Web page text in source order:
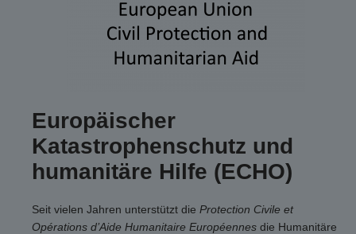
Europäischer
Katastrophenschutz und
humanitäre Hilfe (ECHO)
Seit vielen Jahren unterstützt die Protection Civile et
Opérations d’Aide Humanitaire Européennes die Humanitäre